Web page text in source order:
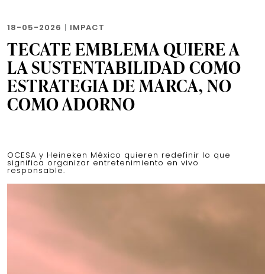
18-05-2026 | IMPACT
TECATE EMBLEMA QUIERE A
LA SUSTENTABILIDAD COMO
ESTRATEGIA DE MARCA, NO
COMO ADORNO
OCESA y Heineken México quieren redefinir lo que
significa organizar entretenimiento en vivo
responsable.